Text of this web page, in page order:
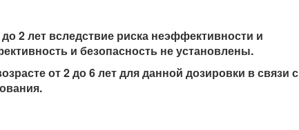
2 лет вследствие риска неэффективности и
и безопасность не установлены.
от 2 до 6 лет для данной дозировки в связи с